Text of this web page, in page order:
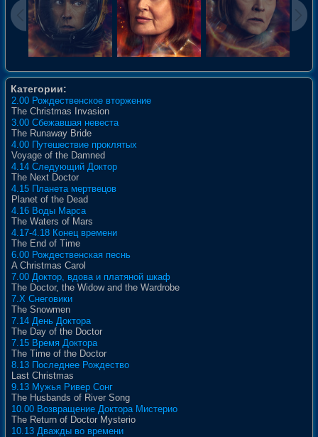
Категории:
2.00 Рождественское вторжение
The Christmas Invasion
3.00 Сбежавшая невеста
The Runaway Bride
4.00 Путешествие проклятых
Voyage of the Damned
4.14 Следующий Доктор
The Next Doctor
4.15 Планета мертвецов
Planet of the Dead
4.16 Воды Марса
The Waters of Mars
4.17-4.18 Конец времени
The End of Time
6.00 Рождественская песнь
A Christmas Carol
7.00 Доктор, вдова и платяной шкаф
The Doctor, the Widow and the Wardrobe
7.X Снеговики
The Snowmen
7.14 День Доктора
The Day of the Doctor
7.15 Время Доктора
The Time of the Doctor
8.13 Последнее Рождество
Last Christmas
9.13 Мужья Ривер Сонг
The Husbands of River Song
10.00 Возвращение Доктора Мистерио
The Return of Doctor Mysterio
10.13 Дважды во времени